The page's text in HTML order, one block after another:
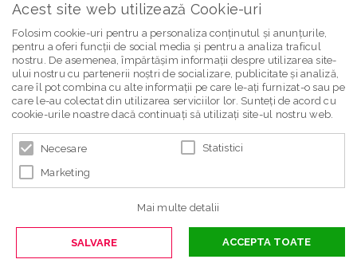
© 2026 BEBE BRANDS | POWERED BYBLUGENTO
newsletter Bebe Brands
Acest site web utilizează Cookie-uri
Folosim cookie-uri pentru a personaliza conținutul și anunțurile,
pentru a oferi funcții de social media și pentru a analiza traficul
nostru. De asemenea, împărtășim informații despre utilizarea site-
ului nostru cu partenerii noștri de socializare, publicitate și analiză,
care îl pot combina cu alte informații pe care le-ați furnizat-o sau pe
care le-au colectat din utilizarea serviciilor lor. Sunteți de acord cu
cookie-urile noastre dacă continuați să utilizați site-ul nostru web.
Necesare Statistici
Marketing
Mai multe detalii
SALVARE ACCEPTA TOATE